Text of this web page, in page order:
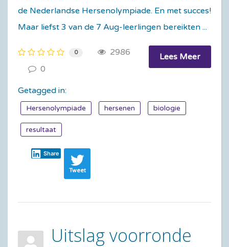
de Nederlandse Hersenolympiade. En met succes!
Maar liefst 3 van de 7 Aug-leerlingen bereikten ...
Lees Meer
0
2986
0
Getagged in:
Hersenolympiade hersenen biologie
resultaat
Share
Tweet
Uitslag voorronde